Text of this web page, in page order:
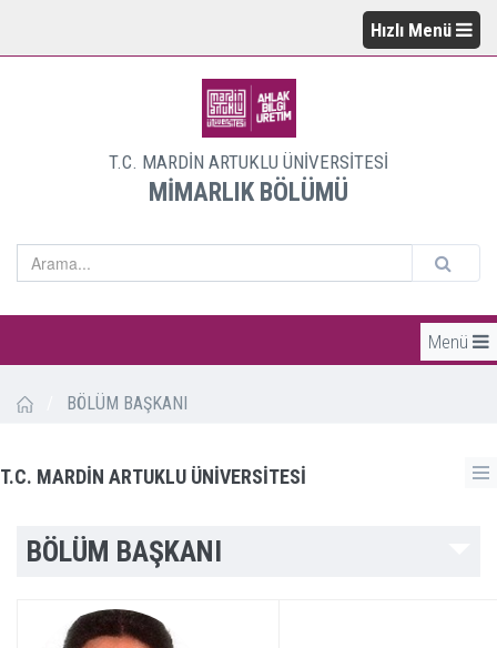
Hızlı Menü
T.C. MARDİN ARTUKLU ÜNİVERSİTESİ
MİMARLIK BÖLÜMÜ
Menü
BÖLÜM BAŞKANI
T.C. MARDİN ARTUKLU ÜNİVERSİTESİ
BÖLÜM BAŞKANI